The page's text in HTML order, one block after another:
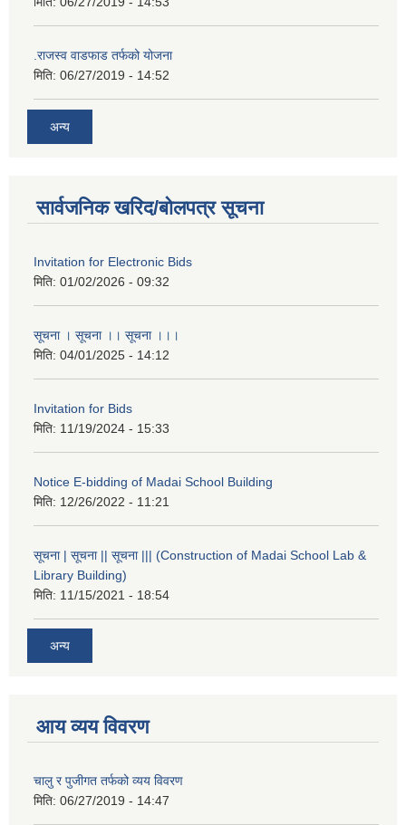
.राजस्व वाडफाड तर्फको योजना
मिति: 06/27/2019 - 14:52
अन्य
सार्वजनिक खरिद/बोलपत्र सूचना
Invitation for Electronic Bids
मिति: 01/02/2026 - 09:32
सूचना । सूचना ।। सूचना ।।।
मिति: 04/01/2025 - 14:12
Invitation for Bids
मिति: 11/19/2024 - 15:33
Notice E-bidding of Madai School Building
मिति: 12/26/2022 - 11:21
सूचना | सूचना || सूचना ||| (Construction of Madai School Lab &
Library Building)
मिति: 11/15/2021 - 18:54
अन्य
आय व्यय विवरण
चालु र पुजीगत तर्फको व्यय विवरण
मिति: 06/27/2019 - 14:47